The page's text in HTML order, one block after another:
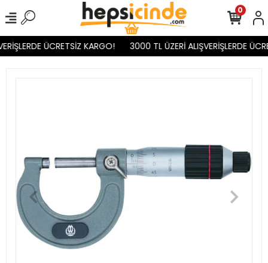
ÜCRETSİZ KARGO! 3000 TL ÜZERİ ALIŞVERİŞLERDE
0